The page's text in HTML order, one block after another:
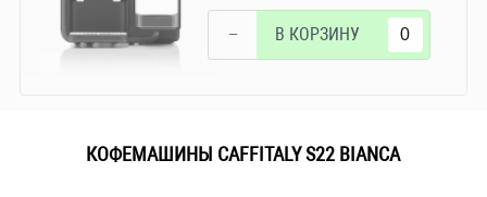
− В КОРЗИНУ
КОФЕМАШИНЫ CAFFITALY S22 BIANCA